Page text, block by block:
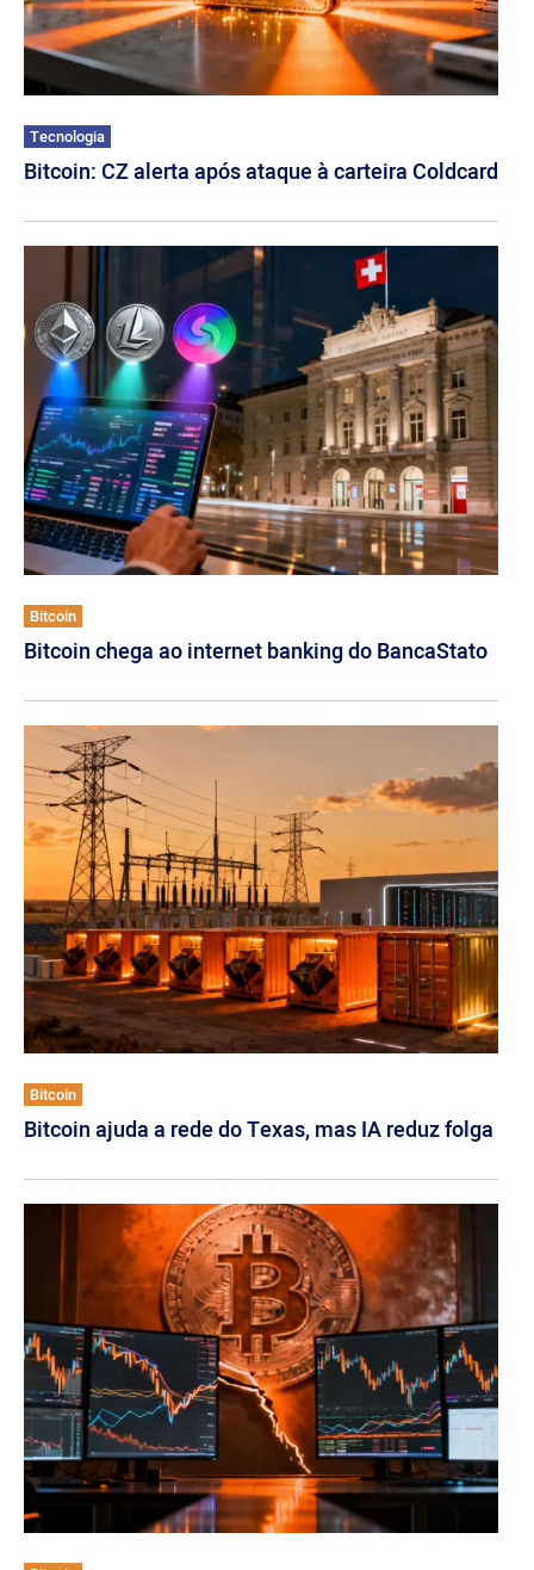
Tecnologia
Bitcoin: CZ alerta após ataque à carteira Coldcard
Bitcoin
Bitcoin chega ao internet banking do BancaStato
Bitcoin
Bitcoin ajuda a rede do Texas, mas IA reduz folga